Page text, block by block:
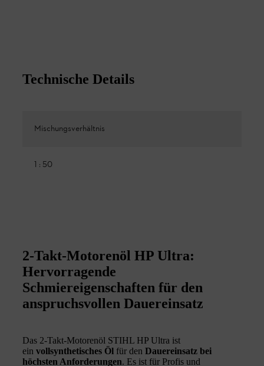
Technische Details
Mischungsverhältnis
1 : 50
2-Takt-Motorenöl HP Ultra:
Hervorragende
Schmiereigenschaften für den
anspruchsvollen Dauereinsatz
Das 2-Takt-Motorenöl STIHL HP Ultra ist
ein vollsynthetisches Öl für den Dauereinsatz bei
höchsten Anforderungen. Es ist für Profis und